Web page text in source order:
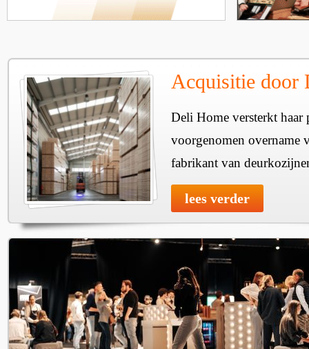
Acquisitie door
Deli Home versterkt haar
voorgenomen overname
fabrikant van
lees verder